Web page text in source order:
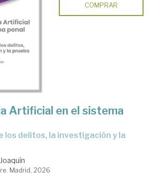
COMPRAR
Artificial en el sistema
Madrid, 2026